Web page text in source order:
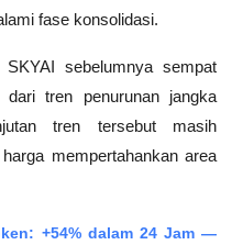
fase konsolidasi.
SKYAI sebelumnya sempat
dari tren penurunan jangka
tren tersebut masih
mempertahankan area
+54% dalam 24 Jam —